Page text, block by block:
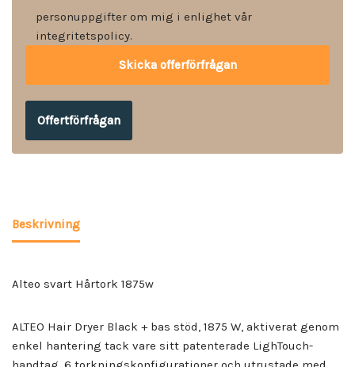
personuppgifter om mig i enlighet vår
integritetspolicy.
Offertförfrågan
Beskrivning
Alteo svart Hårtork 1875w
ALTEO Hair Dryer Black + bas stöd, 1875 W, aktiverat genom
enkel hantering tack vare sitt patenterade LighTouch-